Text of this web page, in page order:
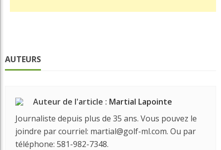
AUTEURS
Auteur de l'article : Martial Lapointe
Journaliste depuis plus de 35 ans. Vous pouvez le
joindre par courriel: martial@golf-ml.com. Ou par
téléphone: 581-982-7348.